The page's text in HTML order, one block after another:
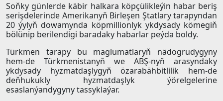
Soňky günlerde käbir halkara köpçülikleýin habar beriş
serişdelerinde Amerikanyň Birleşen Ştatlary tarapyndan
20 ýylyň dowamynda köpmillionlyk ykdysady kömegiň
bölünip berilendigi baradaky habarlar peýda boldy.
Türkmen tarapy bu maglumatlaryň nädogrudygyny
hem-de Türkmenistanyň we ABŞ-nyň arasyndaky
ykdysady hyzmatdaşlygyň özarabähbitlilik hem-de
deňhukukly hyzmatdaşlyk ýörelgelerine
esaslanýandygyny tassyklaýar.